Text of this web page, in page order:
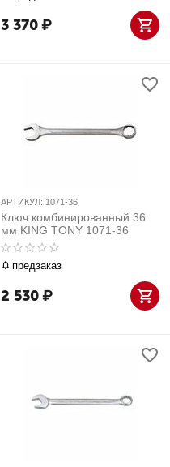
3 370₽
АРТИКУЛ: 1071-36
Ключ комбинированный 36
мм KING TONY 1071-36
предзаказ
2 530₽